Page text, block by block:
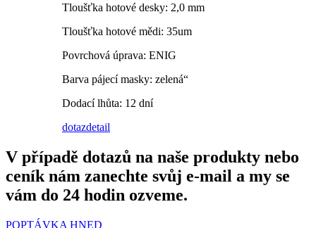
Tloušťka hotové desky: 2,0 mm
Tloušťka hotové mědi: 35um
Povrchová úprava: ENIG
Barva pájecí masky: zelená“
Dodací lhůta: 12 dní
dotazdetail
V případě dotazů na naše produkty nebo
ceník nám zanechte svůj e-mail a my se
vám do 24 hodin ozveme.
POPTÁVKA HNED